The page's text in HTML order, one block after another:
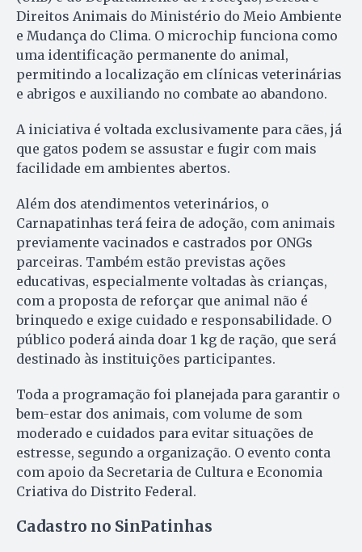
Direitos Animais do Ministério do Meio Ambiente
e Mudança do Clima. O microchip funciona como
uma identificação permanente do animal,
permitindo a localização em clínicas veterinárias
e abrigos e auxiliando no combate ao abandono.
A iniciativa é voltada exclusivamente para cães, já
que gatos podem se assustar e fugir com mais
facilidade em ambientes abertos.
Além dos atendimentos veterinários, o
Carnapatinhas terá feira de adoção, com animais
previamente vacinados e castrados por ONGs
parceiras. Também estão previstas ações
educativas, especialmente voltadas às crianças,
com a proposta de reforçar que animal não é
brinquedo e exige cuidado e responsabilidade. O
público poderá ainda doar 1 kg de ração, que será
destinado às instituições participantes.
Toda a programação foi planejada para garantir o
bem-estar dos animais, com volume de som
moderado e cuidados para evitar situações de
estresse, segundo a organização. O evento conta
com apoio da Secretaria de Cultura e Economia
Criativa do Distrito Federal.
Cadastro no SinPatinhas